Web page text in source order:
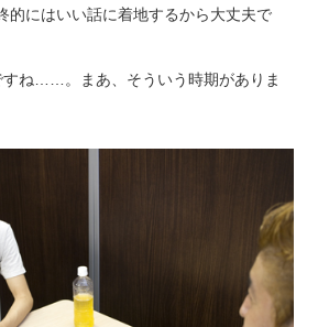
にはいい話に着地するから大丈夫で
ね……。まあ、そういう時期がありま